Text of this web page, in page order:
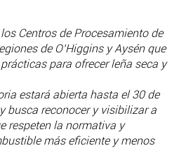
Centros de Procesamiento de
de O’Higgins y Aysén que
para ofrecer leña seca y
estará abierta hasta el 30 de
busca reconocer y visibilizar a
respeten la normativa y
más eficiente y menos